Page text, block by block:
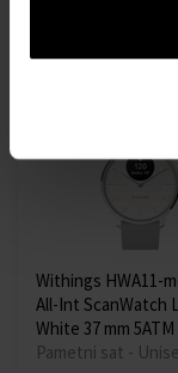
276,00 €
Withings HWA11-
All-Int ScanWatch
White 37 mm 5ATM
Pametni sat -